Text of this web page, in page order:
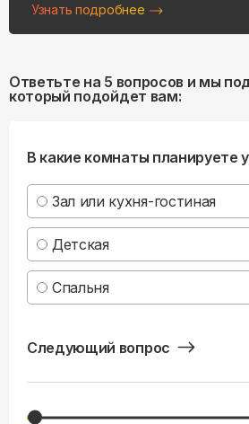
Узнать подробнее
Ответьте на 5 вопросов и мы
который подойдет вам:
В какие комнаты планируете
Зал или кухня-гостиная
Детская
Спальня
Следующий вопрос